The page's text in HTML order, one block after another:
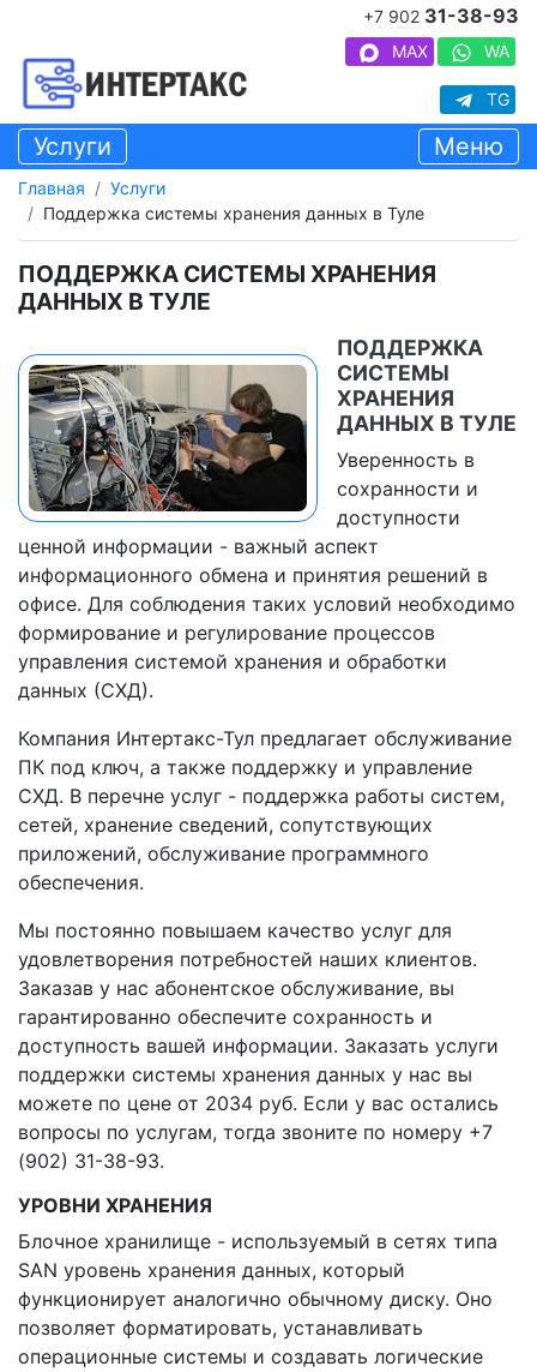
+7 902 31-38-93
MAX WA
TG
Услуги Меню
Главная
Услуги
Поддержка системы хранения данных в Туле
ПОДДЕРЖКА СИСТЕМЫ ХРАНЕНИЯ
ДАННЫХ В ТУЛЕ
ПОДДЕРЖКА
СИСТЕМЫ
ХРАНЕНИЯ
ДАННЫХ В ТУЛЕ
Уверенность в
сохранности и
доступности
ценной информации - важный аспект
информационного обмена и принятия решений в
офисе. Для соблюдения таких условий необходимо
формирование и регулирование процессов
управления системой хранения и обработки
данных (СХД).
Компания Интертакс-Тул предлагает обслуживание
ПК под ключ, а также поддержку и управление
СХД. В перечне услуг - поддержка работы систем,
сетей, хранение сведений, сопутствующих
приложений, обслуживание программного
обеспечения.
Мы постоянно повышаем качество услуг для
удовлетворения потребностей наших клиентов.
Заказав у нас абонентское обслуживание, вы
гарантированно обеспечите сохранность и
доступность вашей информации. Заказать услуги
поддержки системы хранения данных у нас вы
можете по цене от 2034 руб. Если у вас остались
вопросы по услугам, тогда звоните по номеру +7
(902) 31-38-93.
УРОВНИ ХРАНЕНИЯ
Блочное хранилище - используемый в сетях типа
SAN уровень хранения данных, который
функционирует аналогично обычному диску. Оно
позволяет форматировать, устанавливать
операционные системы и создавать логические